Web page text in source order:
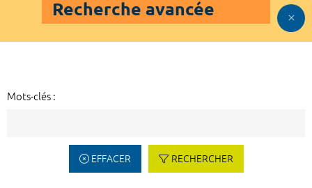
Recherche avancée
Mots-clés :
EFFACER RECHERCHER